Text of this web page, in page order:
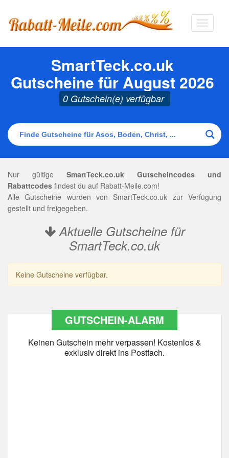
SmartTeck.co.uk
Gutscheine für August 2026
0 Gutschein(e) verfügbar
Nur gültige SmartTeck.co.uk Gutscheincodes und
Rabattcodes findest du auf Rabatt-Meile.com!
Alle Gutscheine wurden von SmartTeck.co.uk zur Verfügung
gestellt und freigegeben.
Aktuelle Gutscheine für
SmartTeck.co.uk
Keine Gutscheine verfügbar.
GUTSCHEIN-ALARM
Keinen Gutschein mehr verpassen! Kostenlos &
exklusiv direkt ins Postfach.